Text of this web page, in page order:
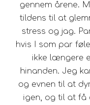
gennem årene.
tildens til at
stress og jag.
hvis I som par
ikke længere
hinanden. Jeg
og evnen til at
igen, og til at få